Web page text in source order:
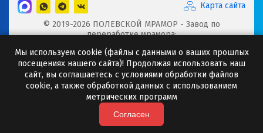
Карта сайта
© 2019-2026 ПОЛЕВСКОЙ МРАМОР - Завод по
переработке мрамора:
Минеральные порошки, Добавки для буровых растворов
Сайт носит исключительно информационный характер и
ни при каких случаях информация не может являться
публичной офертой.
Любое копирование информации с сайта разрешено
только с письменного согласия ООО "Полевская
мраморная компания"
Мы используем cookie (файлы с данными о ваших прошлых
посещениях нашего сайта)! Продолжая использовать наш
сайт, вы соглашаетесь с условиями обработки файлов
cookie, а также обработкой данных с использованием
метрических программ
Согласен